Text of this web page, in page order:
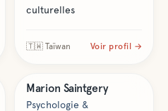
culturelles
🇹🇼 Taïwan Voir profil →
Santé & bien-être
Marion Saintgery
Psychologie &